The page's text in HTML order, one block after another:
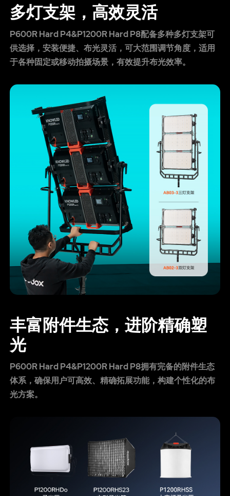
多灯支架，高效灵活
P600R Hard P4&P1200R Hard P8配备多种多灯支架可
供选择，安装便捷、布光灵活，可大范围调节角度，适用
于各种固定或移动拍摄场景，有效提升布光效率。
丰富附件生态，进阶精确塑
光
P600R Hard P4&P1200R Hard P8拥有完备的附件生态
体系，确保用户可高效、精确拓展功能，构建个性化的布
光方案。